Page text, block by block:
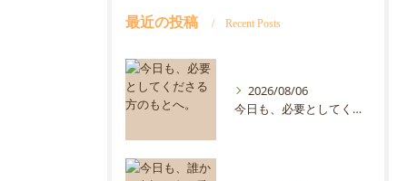
最近の投稿 Recent Posts
2026/08/06
今日も、必要としてくださる方のもとへ。